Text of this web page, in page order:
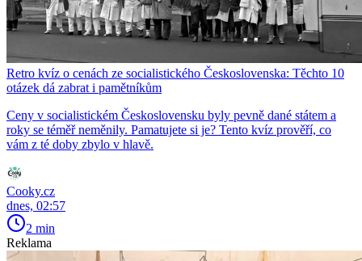
Retro kvíz o cenách ze socialistického Československa: Těchto 10
otázek dá zabrat i pamětníkům
Ceny v socialistickém Československu byly pevně dané státem a
roky se téměř neměnily. Pamatujete si je? Tento kvíz prověří, co
vám z té doby zbylo v hlavě.
Cooky.cz
dnes, 02:57
2 min
Reklama